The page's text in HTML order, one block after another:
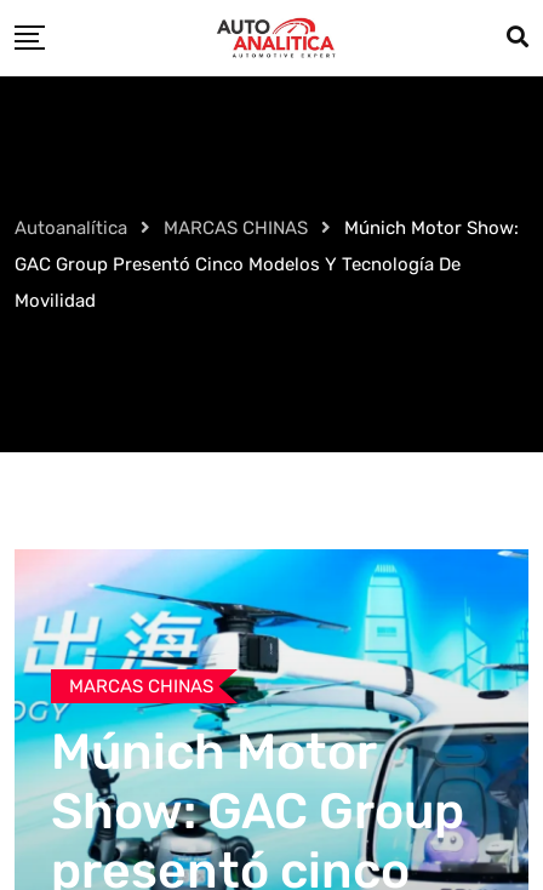
to
Autoanalítica MARCAS CHINAS
Múnich Motor Show:
GAC Group Presentó Cinco Modelos Y Tecnología De
Movilidad
MARCAS CHINAS
Múnich Motor
Show: GAC Group
presentó cinco